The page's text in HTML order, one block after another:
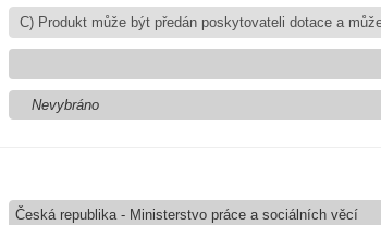
Nevybráno
Česká republika - Ministerstvo práce a sociálních věcí